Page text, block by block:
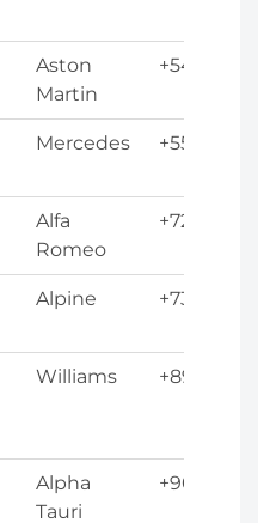
Aston
Martin
+54.502s
Mercedes +55.873s
Alfa
Romeo
+72.647s
Alpine +73.753s
Williams +89.774s
Alpha
Tauri
+90.870s